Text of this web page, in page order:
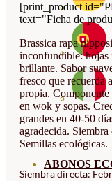
ABONOS
[print_product
text="Ficha de
Brassica rapa
inconfundible: hojas
brillante. Sabor
fresco que recuerda
propia.
en wok y sopas.
grandes en 40-50
agradecida.
Semillas ecológicas.
Siembra directa: